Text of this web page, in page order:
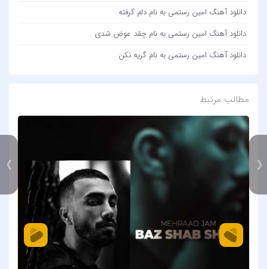
دانلود آهنگ امین رستمی به نام دلم گرفته
دانلود آهنگ امین رستمی به نام چقد عوض شدی
دانلود آهنگ امین رستمی به نام گریه نکن
مطالب مرتبط
》